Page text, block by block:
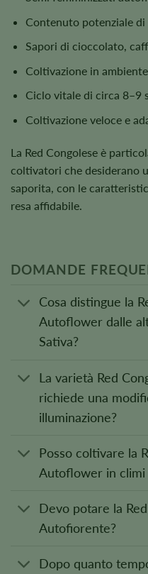
Contenuto potenziale di
Sapori di cioccolato,
Coltivazione in
Ciclo vitale di circa 8–9
Coltivazione veloce e
La Red Congolese è
coltivatori che desiderano
saporita, con le
resa affidabile.
DOMANDE
Cosa distingue la
Autoflower dalle
Sativa?
La varietà Red
richiede una
illuminazione?
Posso coltivare la
Autoflower in climi
Devo potare la
Autofiorente?
Dopo quanto